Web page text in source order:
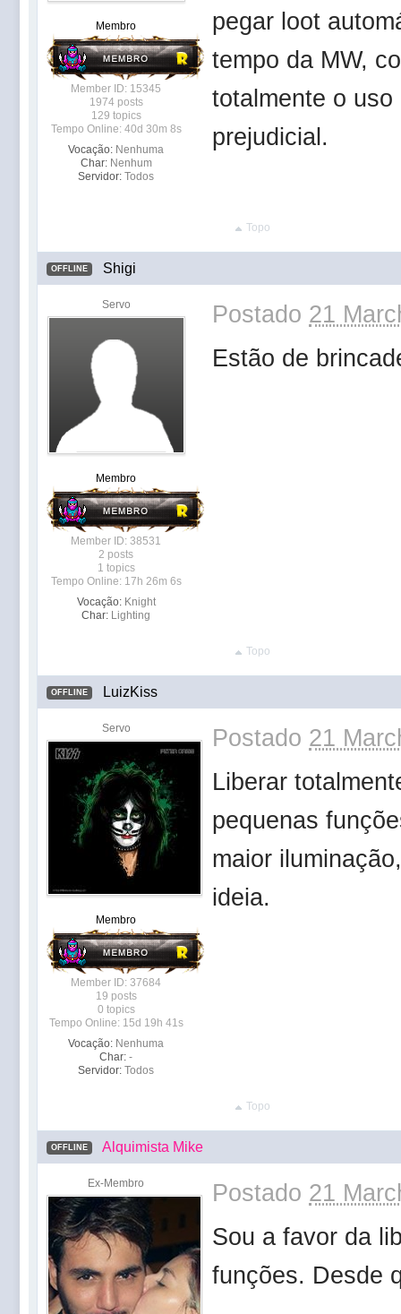
Membro
Member ID: 15345
1974 posts
129 topics
Tempo Online: 40d 30m 8s
Vocação: Nenhuma
Char: Nenhum
Servidor: Todos
pegar loot
tempo da MW,
totalmente o
prejudicial.
Topo
OFFLINE Shigi
Servo
Membro
Member ID: 38531
2 posts
1 topics
Tempo Online: 17h 26m 6s
Vocação: Knight
Char: Lighting
Postado 21
Estão de
Topo
OFFLINE LuizKiss
Servo
Membro
Member ID: 37684
19 posts
0 topics
Tempo Online: 15d 19h 41s
Vocação: Nenhuma
Char: -
Servidor: Todos
Postado 21
Liberar
pequenas
maior
ideia.
Topo
OFFLINE Alquimista Mike
Ex-Membro Postado 21
Sou a favor da
funções. Desde